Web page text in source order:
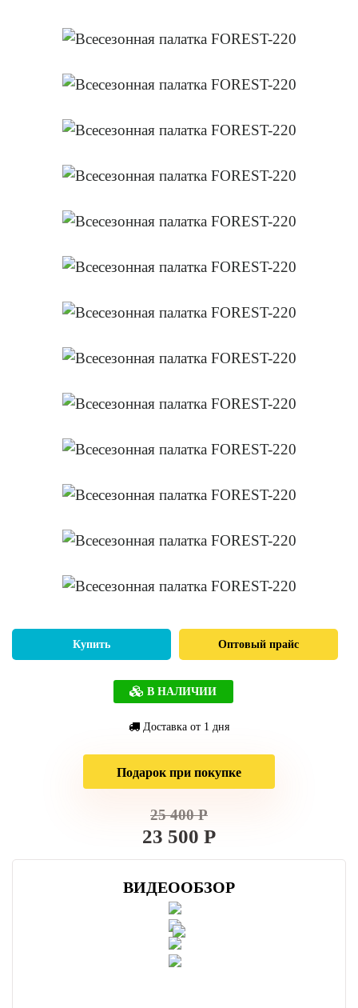
Купить Оптовый прайс
В НАЛИЧИИ
Доставка от 1 дня
Подарок при покупке
25 400 Р
23 500 Р
ВИДЕООБЗОР